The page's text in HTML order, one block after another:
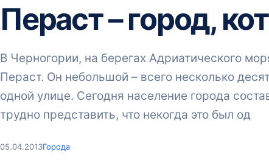
Пераст – город,
В Черногории, на берегах Адриатического
Пераст. Он небольшой – всего несколько
одной улице. Сегодня население города
трудно представить, что некогда это был од
05.04.2013Города